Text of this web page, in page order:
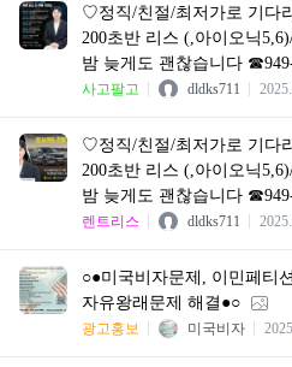
♡정직/친절/최저가로 기다
200초반 리스 (,아이오닉
밤 늦게도 괜찮습니다
사고팔고 dldks711
♡정직/친절/최저가로 기다
200초반 리스 (,아이오닉
밤 늦게도 괜찮습니다
렌트리스 dldks711
○●미국비자문제, 이민페티
자유왕래문제 해결●○
광고홍보 미국비자